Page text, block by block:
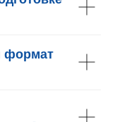
формат